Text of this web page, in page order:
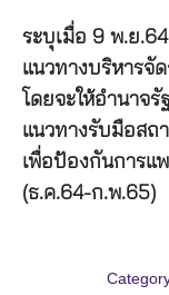
ระบุเมื่อ 9 พ.ย
แนวทางบริหารจั
โดยจะให้อำนาจ
แนวทางรับมือสถ
เพื่อป้องกันการแ
(ธ.ค.64-ก.พ.65)